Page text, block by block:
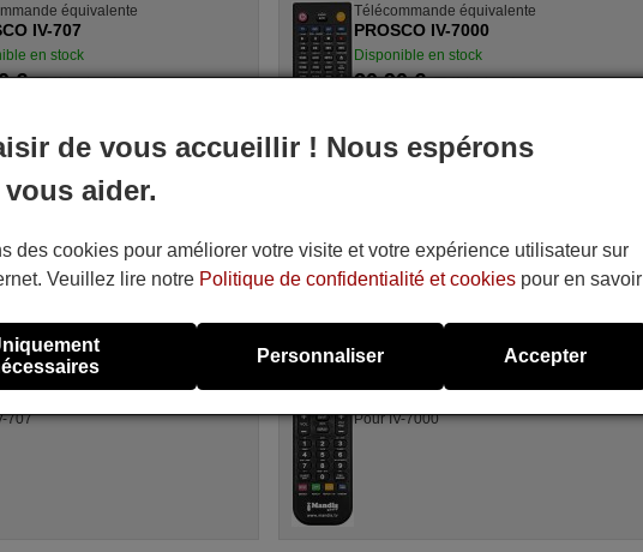
équivalente
IV-707
en stock
€(TVA incluse)
Télécommande équivalente
PROSCO IV-7000
Disponible en stock
20,90 €(TVA incluse)
en stock
€(TVA incluse)
707
20,90 € (TVA incluse)
PROSCO
Pour IV-7000
de vous accueillir ! Nous espérons
aider.
des cookies pour améliorer votre visite et votre expérience utilisateur sur
Veuillez lire notre Politique de confidentialité et cookies pour en savoir
Personnaliser Accepter